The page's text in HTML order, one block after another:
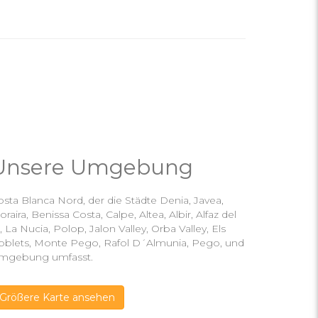
Umgebung
Blanca Nord, der die Städte Denia, Javea,
Benissa Costa, Calpe, Altea, Albir, Alfaz del
La Nucia, Polop, Jalon Valley, Orba Valley, Els
Monte Pego, Rafol D´Almunia, Pego, und
umfasst.
Größere Karte ansehen